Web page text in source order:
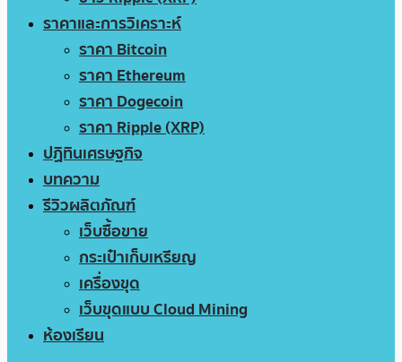
ราคาและการวิเคราะห์
ราคา Bitcoin
ราคา Ethereum
ราคา Dogecoin
ราคา Ripple (XRP)
ปฏิทินเศรษฐกิจ
บทความ
รีวิวผลิตภัณฑ์
เว็บซื้อขาย
กระเป๋าเก็บเหรียญ
เครื่องขุด
เว็บขุดแบบ Cloud Mining
ห้องเรียน